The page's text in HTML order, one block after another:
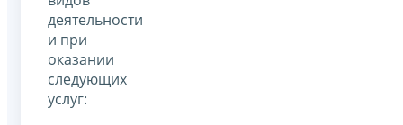
деятельности
и при
оказании
следующих
услуг: